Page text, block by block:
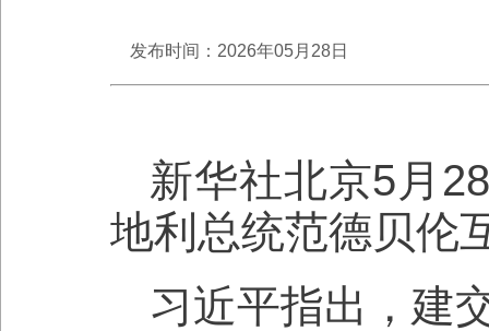
发布时间：2026年05月28日
新华社北京5月
地利总统范德贝伦
习近平指出，建